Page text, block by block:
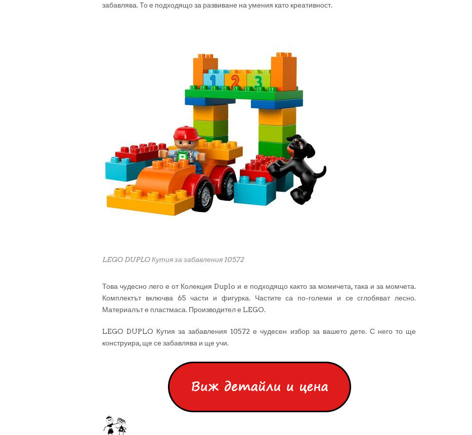
забавлява. То е подходящо за развиване на умения като креативност.
LEGO DUPLO Кутия за забавления 10572
Това чудесно лего е от Колекция Duplo и е подходящо както за момичета, така и за момчета.
Комплектът включва 65 части и фигурка. Частите са по-големи и се сглобяват лесно.
Материалът е пластмаса. Производител е LEGO.
LEGO DUPLO Кутия за забавления 10572 е чудесен избор за вашето дете. С него то ще
конструира, ще се забавлява и ще учи.